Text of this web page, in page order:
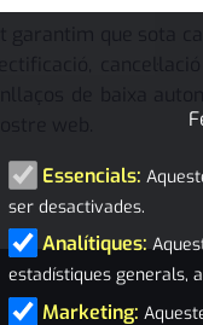
rectificació,
Essencials:
ser desactivades.
Analítiques:
estadístiques generals,
Marketing: